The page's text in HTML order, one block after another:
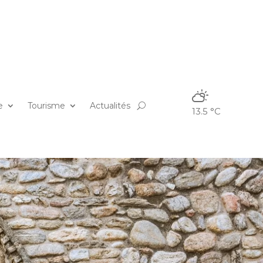
Tourisme Actualités 13.5 °C